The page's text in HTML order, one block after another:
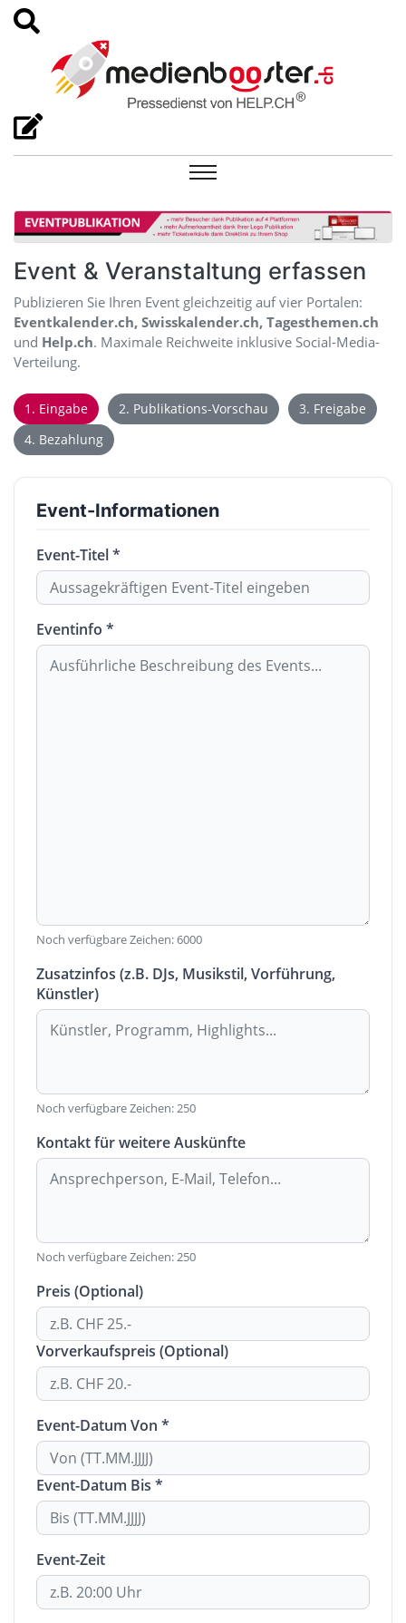
Event & Veranstaltung erfassen
Publizieren Sie Ihren Event gleichzeitig auf vier Portalen:
Eventkalender.ch, Swisskalender.ch, Tagesthemen.ch
und Help.ch. Maximale Reichweite inklusive Social-Media-
Verteilung.
1. Eingabe 2. Publikations-Vorschau
3. Freigabe
4. Bezahlung
Event-Informationen
Event-Titel *
Eventinfo *
Noch verfügbare Zeichen:6000
Zusatzinfos (z.B. DJs, Musikstil, Vorführung,
Künstler)
Noch verfügbare Zeichen:250
Kontakt für weitere Auskünfte
Noch verfügbare Zeichen:250
Preis (Optional)
Vorverkaufspreis (Optional)
Event-Datum Von *
Event-Datum Bis *
Event-Zeit